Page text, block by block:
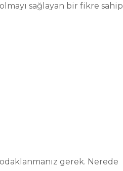
sağlayan bir fikre sahip
gerek. Nerede